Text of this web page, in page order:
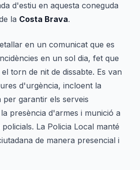
d'estiu en aquesta coneguda
la Costa Brava.
en un comunicat que es
en un sol dia, fet que
torn de nit de dissabte. Es van
d'urgència, incloent la
per garantir els serveis
presència d'armes i munició a
La Policia Local manté
de manera presencial i